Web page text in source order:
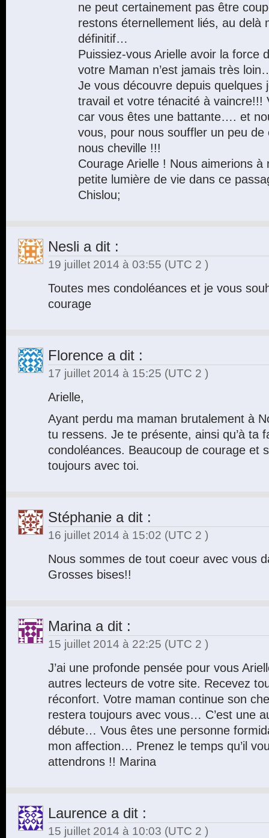
ne peut certainement pas être
restons éternellement liés, au delà
définitif…
Puissiez-vous Arielle avoir la force
votre Maman n’est jamais très
Je vous découvre depuis quelques
travail et votre ténacité à vaincre!!!
car vous êtes une battante…. et
vous, pour nous souffler un peu
nous cheville !!!
Courage Arielle ! Nous aimerions
petite lumière de vie dans ce
Chislou;
Nesli a dit :
19 juillet 2014 à 03:55 (UTC 2 )
Toutes mes condoléances et je vous
courage
Florence a dit :
17 juillet 2014 à 15:25 (UTC 2 )
Arielle,
Ayant perdu ma maman brutalement à
tu ressens. Je te présente, ainsi qu’à ta
condoléances. Beaucoup de courage et
toujours avec toi.
Stéphanie a dit :
16 juillet 2014 à 15:02 (UTC 2 )
Nous sommes de tout coeur avec vous
Grosses bises!!
Marinaa dit :
15 juillet 2014 à 22:25 (UTC 2 )
J’ai une profonde pensée pour vous
autres lecteurs de votre site. Recevez
réconfort. Votre maman continue son
restera toujours avec vous… C’est une
débute… Vous êtes une personne
mon affection… Prenez le temps qu’il
attendrons !! Marina
Laurence a dit :
15 juillet 2014 à 10:03 (UTC 2 )